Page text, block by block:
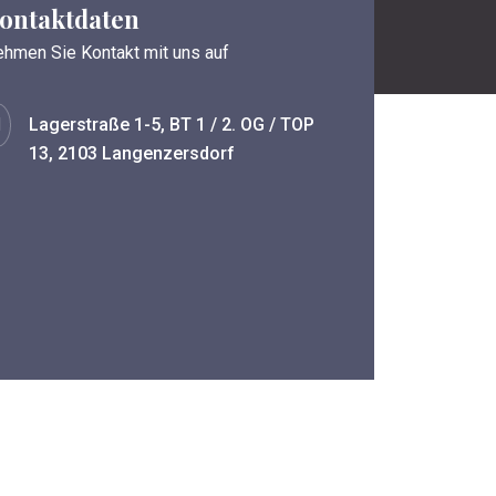
Sie Kontakt mit uns auf
Lagerstraße 1-5, BT 1 / 2. OG / TOP
13, 2103 Langenzersdorf